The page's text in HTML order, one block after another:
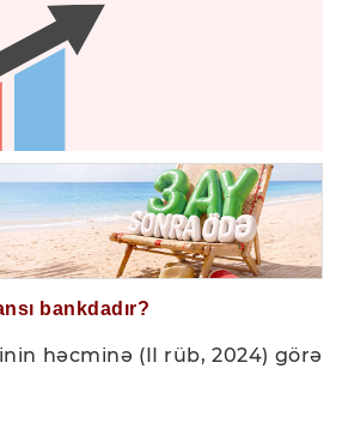
bankdadır?
həcminə (II rüb, 2024) görə